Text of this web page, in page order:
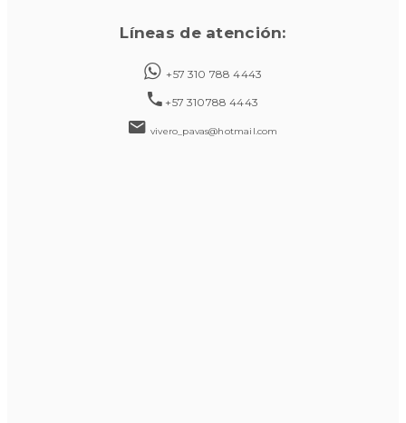
Líneas de atención:
+57 310 788 4443
+57 310788 4443
vivero_pavas@hotmail.com